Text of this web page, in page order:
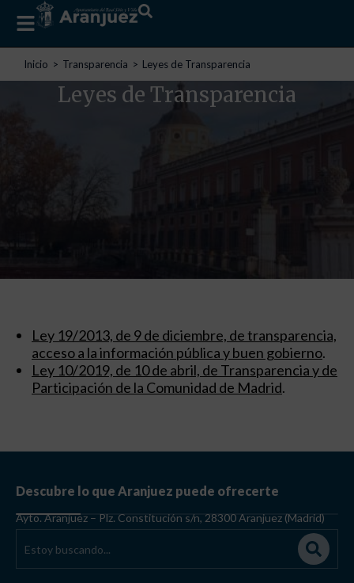
Estás aquí:
Inicio Transparencia Leyes de Transparencia
Leyes de Transparencia
Ley 19/2013, de 9 de diciembre, de transparencia,
acceso a la información pública y buen gobierno.
Ley 10/2019, de 10 de abril, de Transparencia y de
Participación de la Comunidad de Madrid.
Descubre lo que Aranjuez puede ofrecerte
Ayto. Aranjuez – Plz. Constitución s/n, 28300 Aranjuez (Madrid)